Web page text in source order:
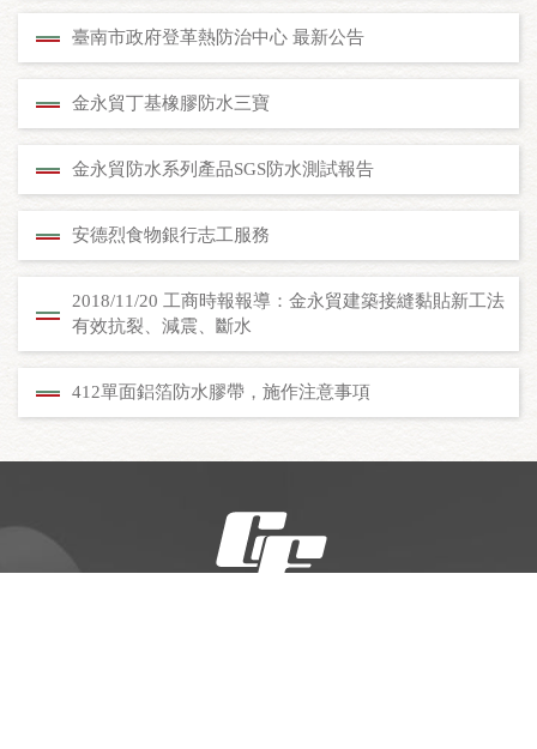
臺南市政府登革熱防治中心 最新公告
金永貿丁基橡膠防水三寶
金永貿防水系列產品SGS防水測試報告
安德烈食物銀行志工服務
2018/11/20 工商時報報導：金永貿建築接縫黏貼新工法
有效抗裂、減震、斷水
412單面鋁箔防水膠帶，施作注意事項